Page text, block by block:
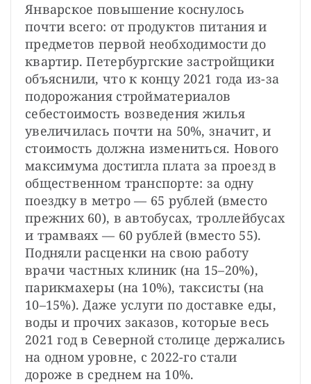
Январское повышение коснулось
почти всего: от продуктов питания и
предметов первой необходимости до
квартир. Петербургские застройщики
объяснили, что к концу 2021 года из-за
подорожания стройматериалов
себестоимость возведения жилья
увеличилась почти на 50%, значит, и
стоимость должна измениться. Нового
максимума достигла плата за проезд в
общественном транспорте: за одну
поездку в метро — 65 рублей (вместо
прежних 60), в автобусах, троллейбусах
и трамваях — 60 рублей (вместо 55).
Подняли расценки на свою работу
врачи частных клиник (на 15–20%),
парикмахеры (на 10%), таксисты (на
10–15%). Даже услуги по доставке еды,
воды и прочих заказов, которые весь
2021 год в Северной столице держались
на одном уровне, с 2022-го стали
дороже в среднем на 10%.